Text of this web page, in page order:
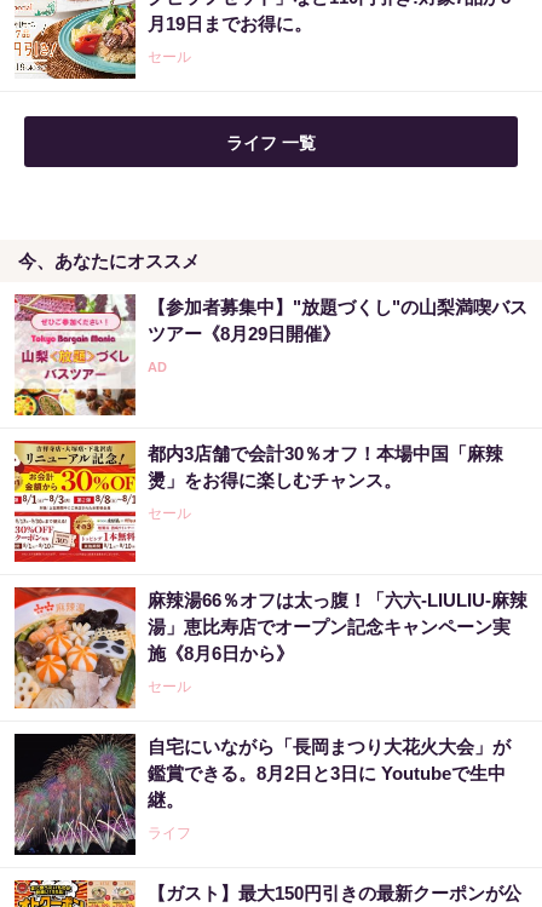
PR（Amazon）
月19日までお得に。
セール
ライフ 一覧
今、あなたにオススメ
【参加者募集中】"放題づくし"の山梨満喫バス
ツアー《8月29日開催》
都内3店舗で会計30％オフ！本場中国「麻辣
燙」をお得に楽しむチャンス。
セール
麻辣湯66％オフは太っ腹！「六六-LIULIU-麻辣
湯」恵比寿店でオープン記念キャンペーン実
施《8月6日から》
セール
自宅にいながら「長岡まつり大花火大会」が
鑑賞できる。8月2日と3日に Youtubeで生中
継。
ライフ
【ガスト】最大150円引きの最新クーポンが公